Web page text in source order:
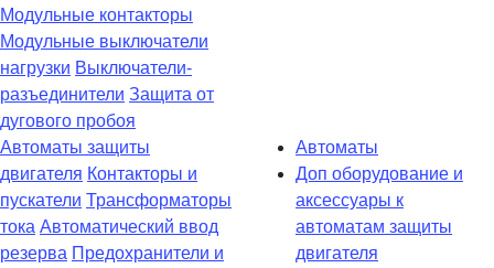
Модульные контакторы
Модульные выключатели
нагрузки Выключатели-
разъединители Защита от
дугового пробоя
Автоматы защиты
двигателя Контакторы и
пускатели Трансформаторы
тока Автоматический ввод
резерва Предохранители и
Автоматы
Доп оборудование и
аксессуары к
автоматам защиты
двигателя